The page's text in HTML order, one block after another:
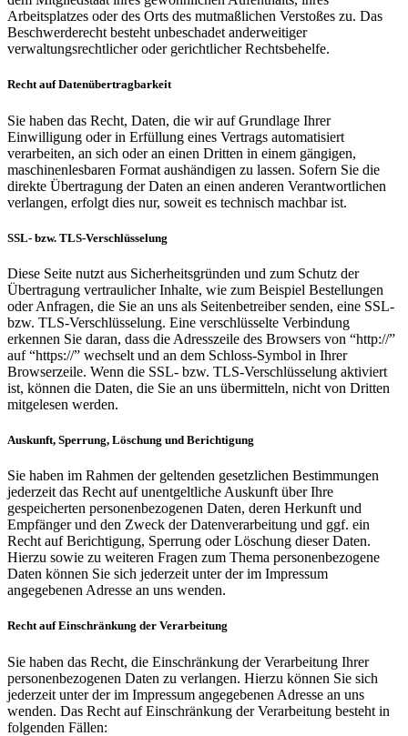
Arbeitsplatzes oder des Orts des mutmaßlichen Verstoßes zu. Das
Beschwerderecht besteht unbeschadet anderweitiger
verwaltungsrechtlicher oder gerichtlicher Rechtsbehelfe.
Recht auf Datenübertragbarkeit
Sie haben das Recht, Daten, die wir auf Grundlage Ihrer
Einwilligung oder in Erfüllung eines Vertrags automatisiert
verarbeiten, an sich oder an einen Dritten in einem gängigen,
maschinenlesbaren Format aushändigen zu lassen. Sofern Sie die
direkte Übertragung der Daten an einen anderen Verantwortlichen
verlangen, erfolgt dies nur, soweit es technisch machbar ist.
SSL- bzw. TLS-Verschlüsselung
Diese Seite nutzt aus Sicherheitsgründen und zum Schutz der
Übertragung vertraulicher Inhalte, wie zum Beispiel Bestellungen
oder Anfragen, die Sie an uns als Seitenbetreiber senden, eine SSL-
bzw. TLS-Verschlüsselung. Eine verschlüsselte Verbindung
erkennen Sie daran, dass die Adresszeile des Browsers von “http://”
auf “https://” wechselt und an dem Schloss-Symbol in Ihrer
Browserzeile. Wenn die SSL- bzw. TLS-Verschlüsselung aktiviert
ist, können die Daten, die Sie an uns übermitteln, nicht von Dritten
mitgelesen werden.
Auskunft, Sperrung, Löschung und Berichtigung
Sie haben im Rahmen der geltenden gesetzlichen Bestimmungen
jederzeit das Recht auf unentgeltliche Auskunft über Ihre
gespeicherten personenbezogenen Daten, deren Herkunft und
Empfänger und den Zweck der Datenverarbeitung und ggf. ein
Recht auf Berichtigung, Sperrung oder Löschung dieser Daten.
Hierzu sowie zu weiteren Fragen zum Thema personenbezogene
Daten können Sie sich jederzeit unter der im Impressum
angegebenen Adresse an uns wenden.
Recht auf Einschränkung der Verarbeitung
Sie haben das Recht, die Einschränkung der Verarbeitung Ihrer
personenbezogenen Daten zu verlangen. Hierzu können Sie sich
jederzeit unter der im Impressum angegebenen Adresse an uns
wenden. Das Recht auf Einschränkung der Verarbeitung besteht in
folgenden Fällen: